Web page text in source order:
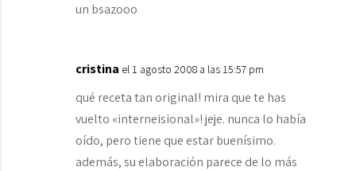
un bsazooo
cristina el 1 agosto 2008 a las 15:57 pm
qué receta tan original! mira que te has
vuelto «interneisional»! jeje. nunca lo había
oído, pero tiene que estar buenísimo.
además, su elaboración parece de lo más